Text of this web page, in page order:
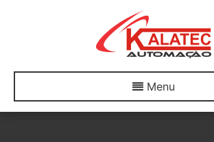
Menu